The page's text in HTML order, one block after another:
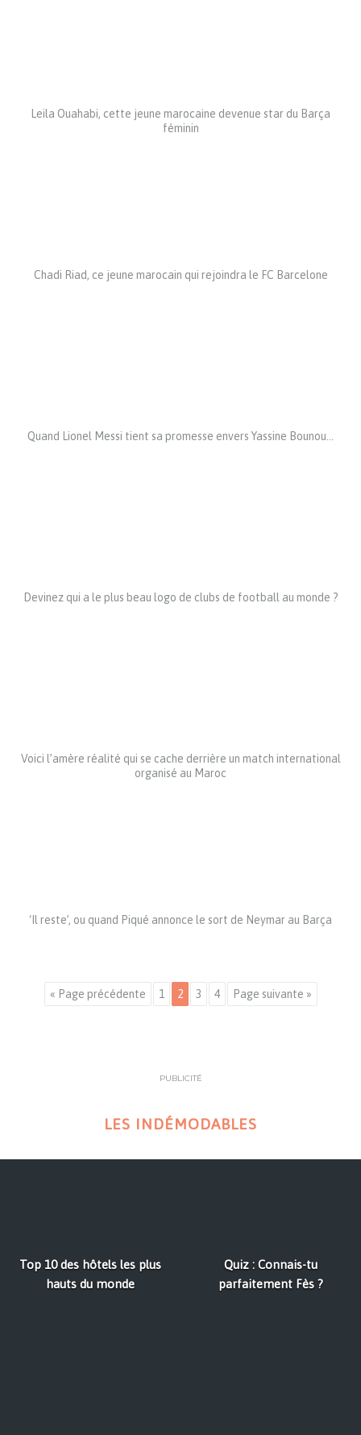
Leila Ouahabi, cette jeune marocaine devenue star du Barça
féminin
Chadi Riad, ce jeune marocain qui rejoindra le FC Barcelone
Quand Lionel Messi tient sa promesse envers Yassine Bounou…
Devinez qui a le plus beau logo de clubs de football au monde ?
Voici l’amère réalité qui se cache derrière un match international
organisé au Maroc
‘Il reste’, ou quand Piqué annonce le sort de Neymar au Barça
« Page précédente 1 2 3 4 Page suivante »
PUBLICITÉ
LES INDÉMODABLES
Top 10 des hôtels les plus
hauts du monde
Quiz : Connais-tu
parfaitement Fès ?